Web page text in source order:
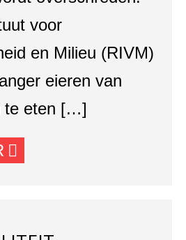
voor
en Milieu (RIVM)
eieren van
te eten […]